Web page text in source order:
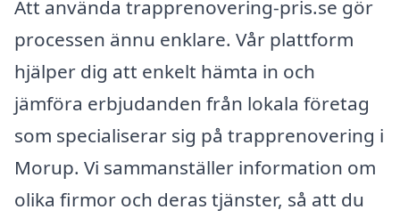
Att använda trapprenovering-pris.se gör
processen ännu enklare. Vår plattform
hjälper dig att enkelt hämta in och
jämföra erbjudanden från lokala företag
som specialiserar sig på trapprenovering i
Morup. Vi sammanställer information om
olika firmor och deras tjänster, så att du